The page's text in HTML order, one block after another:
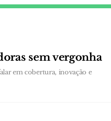
sem vergonha
em cobertura, inovação e